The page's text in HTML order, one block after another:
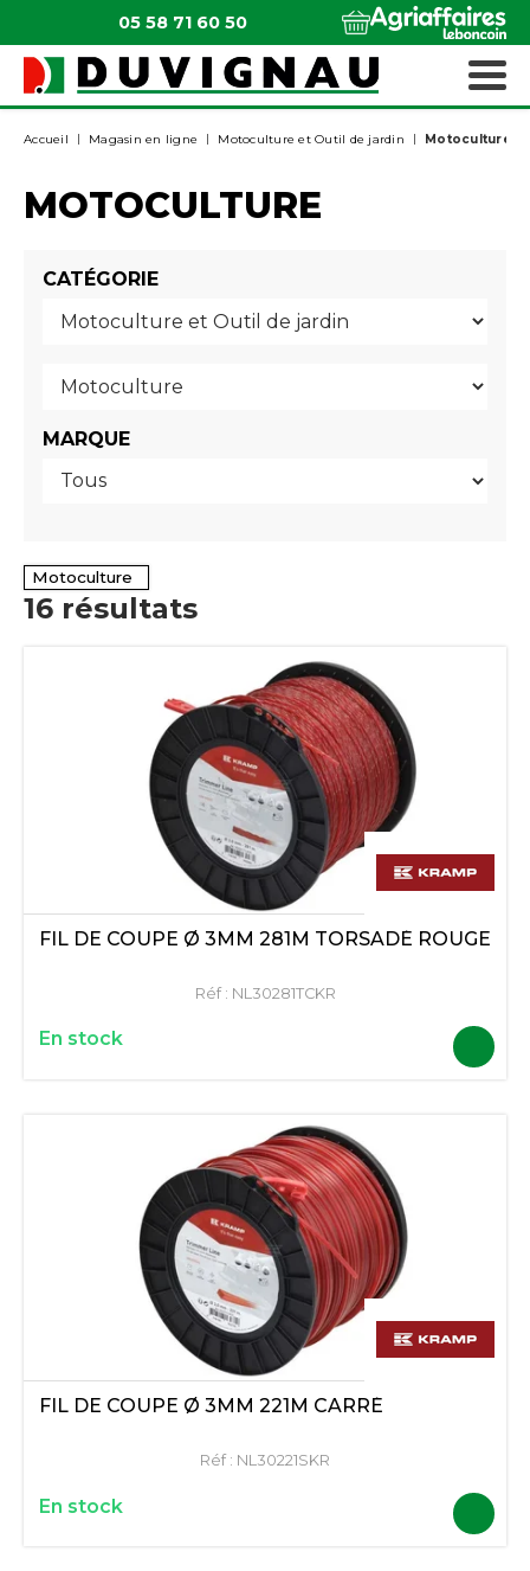
05 58 71 60 50
Accueil Magasin en ligne Motoculture et Outil de jardin Motoculture
MOTOCULTURE
CATÉGORIE
MARQUE
Motoculture
16 résultats
FIL DE COUPE Ø 3MM 281M TORSADÉ ROUGE
Réf : NL30281TCKR
En stock
FIL DE COUPE Ø 3MM 221M CARRÉ
Réf : NL30221SKR
En stock